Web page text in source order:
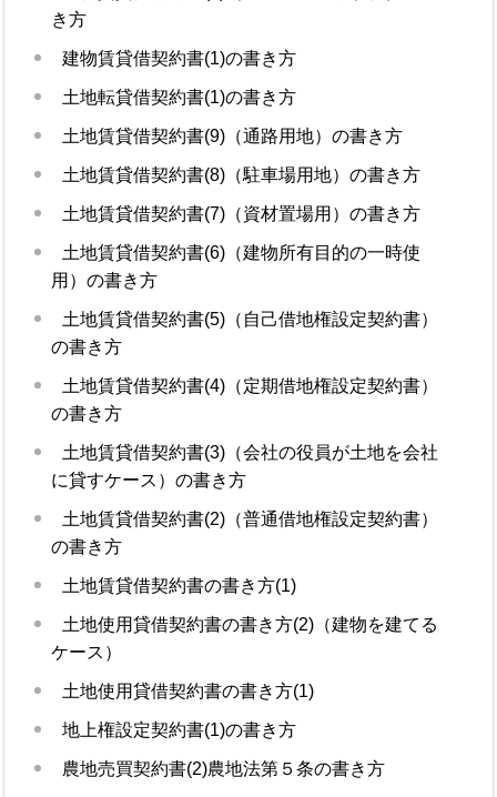
き方
建物賃貸借契約書(1)の書き方
土地転貸借契約書(1)の書き方
土地賃貸借契約書(9)（通路用地）の書き方
土地賃貸借契約書(8)（駐車場用地）の書き方
土地賃貸借契約書(7)（資材置場用）の書き方
土地賃貸借契約書(6)（建物所有目的の一時使
用）の書き方
土地賃貸借契約書(5)（自己借地権設定契約書）
の書き方
土地賃貸借契約書(4)（定期借地権設定契約書）
の書き方
土地賃貸借契約書(3)（会社の役員が土地を会社
に貸すケース）の書き方
土地賃貸借契約書(2)（普通借地権設定契約書）
の書き方
土地賃貸借契約書の書き方(1)
土地使用貸借契約書の書き方(2)（建物を建てる
ケース）
土地使用貸借契約書の書き方(1)
地上権設定契約書(1)の書き方
農地売買契約書(2)農地法第５条の書き方